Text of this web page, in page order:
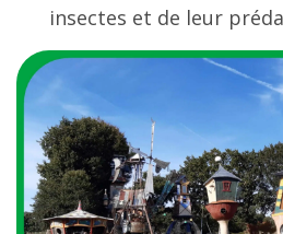
insectes et de leur